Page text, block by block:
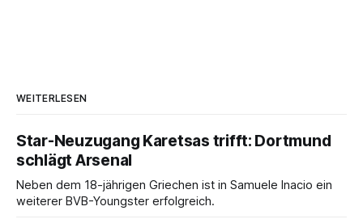
WEITERLESEN
Star-Neuzugang Karetsas trifft: Dortmund
schlägt Arsenal
Neben dem 18-jährigen Griechen ist in Samuele Inacio ein
weiterer BVB-Youngster erfolgreich.